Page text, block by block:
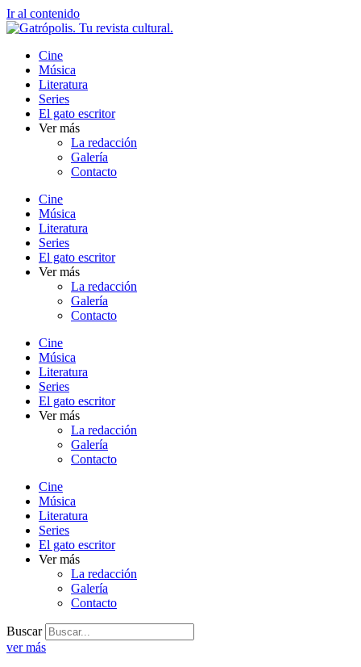
Ir al contenido
Cine
Música
Literatura
Series
El gato escritor
Ver más
La redacción
Galería
Contacto
Cine
Música
Literatura
Series
El gato escritor
Ver más
La redacción
Galería
Contacto
Cine
Música
Literatura
Series
El gato escritor
Ver más
La redacción
Galería
Contacto
Cine
Música
Literatura
Series
El gato escritor
Ver más
La redacción
Galería
Contacto
Buscar
ver más